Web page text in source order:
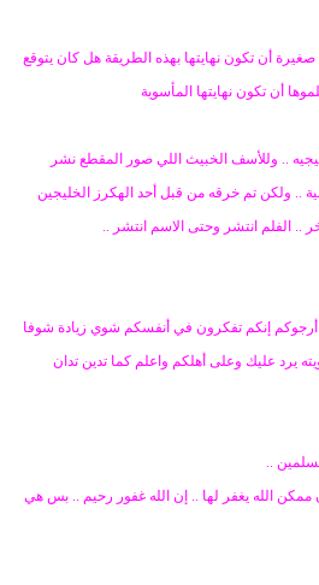
أن تكون نهايتها بهذه الطريقة هل كان يتوقع
أن تكون نهايتها المأسوية
.. وللأسف الخبيث اللي صور المقطع نشر
.. ولكن تم خرقه من قبل أحد الهكرز الخليجين
.. الفلم انتشر وحتى الاسم انتشر ..
أرجوكم إنكم تفكرون في أنفسكم شوي زيادة شوفا
يرد عليك وعلى أهلكم واعلم كما تدين تدان
..
الله يغفر لها .. إن الله غفور رحيم .. بس هي